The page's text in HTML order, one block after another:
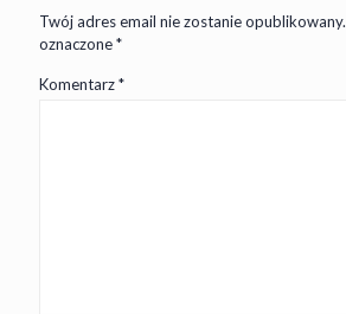
Twój adres email nie zostanie opublikowany.
oznaczone*
Komentarz*